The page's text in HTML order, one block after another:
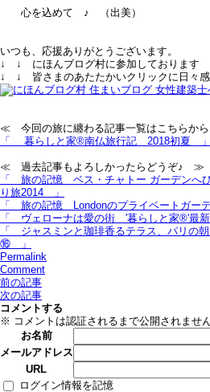
心を込めて ♪ （出美）
いつも、応援ありがとうございます。
↓ ↓ にほんブログ村に参加しております
↓ ↓ 皆さまのあたたかいクリックに日々感
≪ 今回の旅に纏わる記事一覧はこちらか
「 暮らしと家®南仏旅行記＿2018初夏 」
≪ 過去記事もよろしかったらどうぞ♪ ≫
「 旅の記憶＿ベス・チャトー ガーデンへ
り旅2014 」
「 旅の記憶＿Londonのプライベートガー
「 ヴェローナは愛の街＿'暮らしと家®'最
「 ジャスミンと珈琲香るテラス、パリの
⑯ 」
Permalink
Comment
前の記事
次の記事
コメントする
※ コメントは認証されるまで公開されませ
お名前
メールアドレス
URL
ログイン情報を記憶